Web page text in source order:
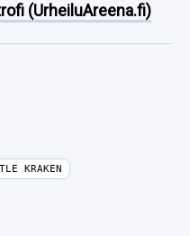
(UrheiluAreena.fi)
KRAKEN